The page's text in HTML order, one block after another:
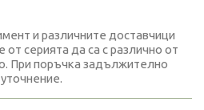
и различните доставчици
серията да са с различно от
При поръчка задължително